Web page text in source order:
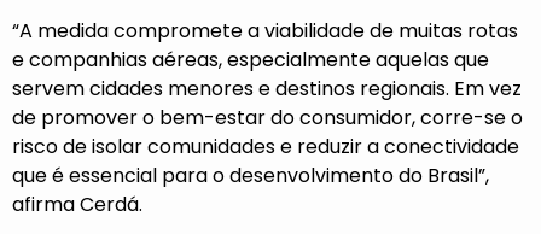
“A medida compromete a viabilidade de muitas rotas
e companhias aéreas, especialmente aquelas que
servem cidades menores e destinos regionais. Em vez
de promover o bem-estar do consumidor, corre-se o
risco de isolar comunidades e reduzir a conectividade
que é essencial para o desenvolvimento do Brasil”,
afirma Cerdá.